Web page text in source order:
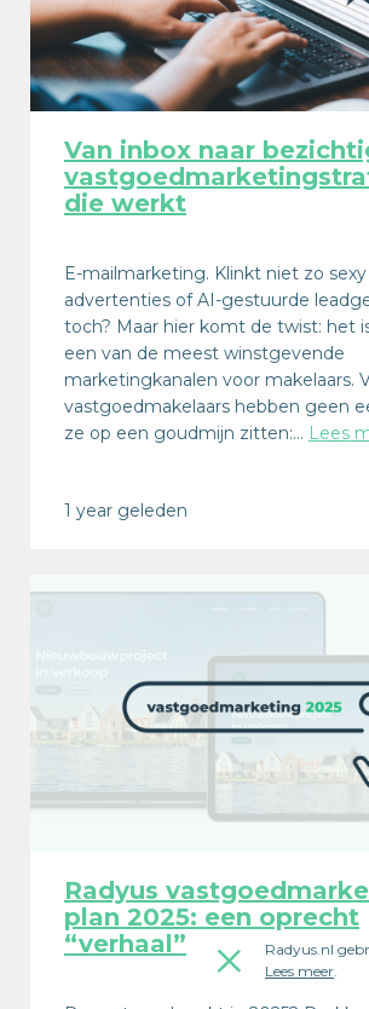
Van inbox naar
die werkt
E-mailmarketing. Klinkt niet zo sexy
advertenties of AI-gestuurde
toch? Maar hier komt de twist: het
een van de meest winstgevende
marketingkanalen voor makelaars.
vastgoedmakelaars hebben geen
ze op een goudmijn zitten:… Lees
1 year geleden
Radyus
plan 2025: een oprecht
“verhaal”
Radyus.nl
Lees meer.